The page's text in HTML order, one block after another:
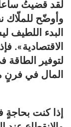
لقد قضيتُ
وأوضّح للملّاك
البدء اللطيف
الاقتصادية».
لتوفير
المال في فرنٍ
إذا كنت بحاجةٍ